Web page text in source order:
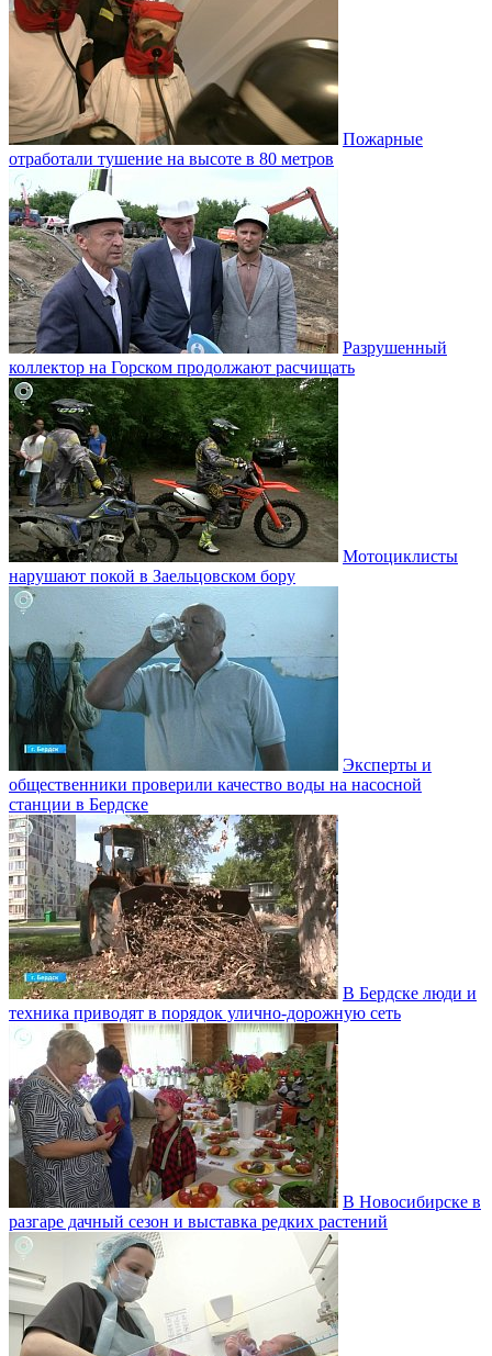
Пожарные
отработали тушение на высоте в 80 метров
Разрушенный
коллектор на Горском продолжают расчищать
Мотоциклисты
нарушают покой в Заельцовском бору
Эксперты и
общественники проверили качество воды на насосной
станции в Бердске
В Бердске люди и
техника приводят в порядок улично‑дорожную сеть
В Новосибирске в
разгаре дачный сезон и выставка редких растений